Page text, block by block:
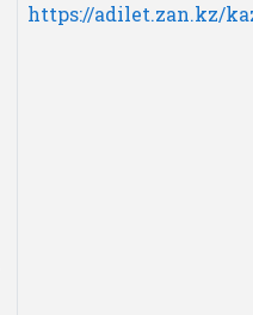
https://adilet.zan.kz/